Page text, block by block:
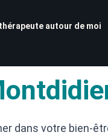
autour de moi
dans votre bien-